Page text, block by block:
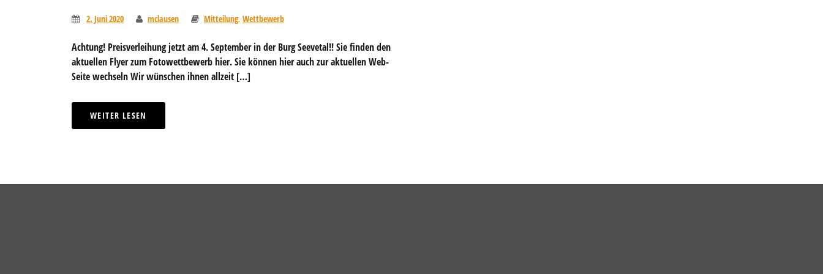
2. Juni 2020 mclausen Mitteilung, Wettbewerb
Achtung! Preisverleihung jetzt am 4. September in der Burg Seevetal!! Sie finden den
aktuellen Flyer zum Fotowettbewerb hier. Sie können hier auch zur aktuellen Web-
Seite wechseln Wir wünschen ihnen allzeit […]
WEITER LESEN